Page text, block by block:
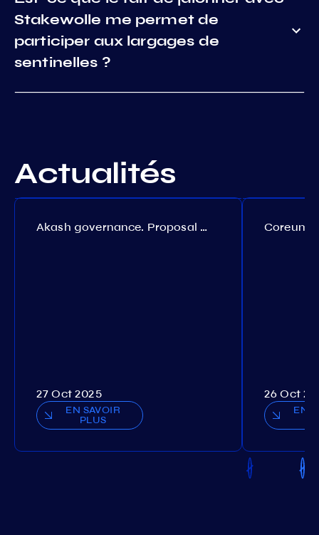
Stakewolle me permet de
participer aux largages de
sentinelles ?
Actualités
Akash governance. Proposal №308
27 Oct 2025
EN SAVOIR
PLUS
26 Oct
EN